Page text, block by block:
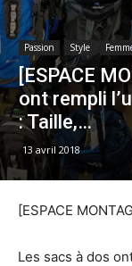
Passion Style
[ESPACE
ont rempli
: Taille,…
13 avril 2018
[ESPACE
Les sacs à dos